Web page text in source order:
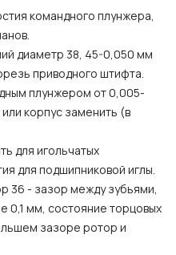
командного плунжера,
диаметр 38, 45-0,050 мм
приводного штифта.
плунжером от 0,005-
корпус заменить (в
для игольчатых
для подшипниковой иглы.
36 - зазор между зубьями,
0,1 мм, состояние торцовых
зазоре ротор и